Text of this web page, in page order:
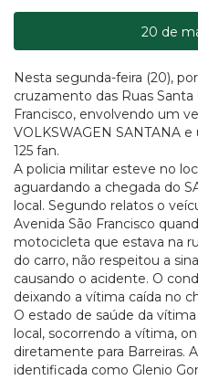
20 de
Nesta segunda-feira (20),
cruzamento das Ruas
Francisco, envolvendo um
VOLKSWAGEN SANTANA
125 fan.
A policia militar esteve no
aguardando a chegada do
local. Segundo relatos o
Avenida São Francisco
motocicleta que estava na
do carro, não respeitou a
causando o acidente. O
deixando a vítima caída no
O estado de saúde da
local, socorrendo a vítima,
diretamente para Barreiras.
identificada como Glenio